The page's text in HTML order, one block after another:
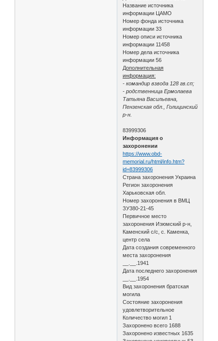
Название источника
информации ЦАМО
Номер фонда источника
информации 33
Номер описи источника
информации 11458
Номер дела источника
информации 56
Дополнительная
информация:
- командир взвода 128 гв.сп;
- родственница Ермолаева
Татьяна Васильевна,
Пензенская обл., Голицинский
р-н.
83999306
Информация о
захоронении
https://www.obd-
memorial.ru/html/info.htm?
id=83999306
Страна захоронения Украина
Регион захоронения
Харьковская обл.
Номер захоронения в ВМЦ
ЗУ380-21-45
Первичное место
захоронения Изюмский р-н,
Каменский с/с, с. Каменка,
центр села
Дата создания современного
места захоронения
__.__.1941
Дата последнего захоронения
__.__.1954
Вид захоронения братская
могила
Состояние захоронения
удовлетворительное
Количество могил 1
Захоронено всего 1688
Захоронено известных 1635